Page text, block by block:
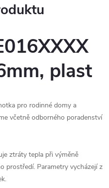
plast
pro rodinné domy a
včetně odborného poradenství
ztráty tepla při výměně
prostředí. Parametry vycházejí z